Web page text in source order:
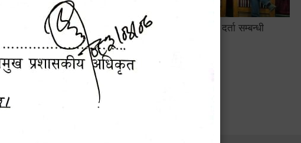
सामाजिक सुरक्षा तथा घटना दर्ता सम्बन्धी
अन्तरक्रियात्मक कार्यक्रम